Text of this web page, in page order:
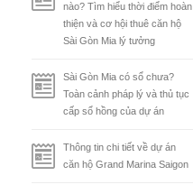
nào? Tìm hiểu thời điểm hoàn
thiện và cơ hội thuê căn hộ
Sài Gòn Mia lý tưởng
Sài Gòn Mia có sổ chưa?
Toàn cảnh pháp lý và thủ tục
cấp sổ hồng của dự án
Thông tin chi tiết về dự án
căn hộ Grand Marina Saigon